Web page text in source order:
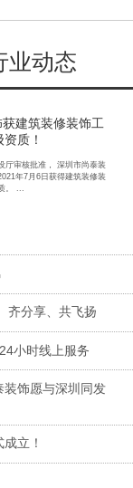
业动态
建筑装修装饰工
质！
厅审核批准， 深圳市尚泰装
年7月6日获得建筑装修装
。 ...
齐分享、共飞扬
小时线上服务
饰愿与深圳同发
立！